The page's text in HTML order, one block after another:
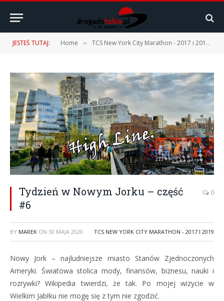
JESTEŚ TUTAJ: Home » TCS New York City Marathon - 2017 i 2019
Tydzień w Nowym Jorku – część
#6
0
BY MAREK ON 30 MAJA 2020 TCS NEW YORK CITY MARATHON - 2017 I 2019
Nowy Jork – najludniejsze miasto Stanów Zjednoczonych
Ameryki. Światowa stolica mody, finansów, biznesu, nauki i
rozrywki? Wikipedia twierdzi, że tak. Po mojej wizycie w
Wielkim Jabłku nie mogę się z tym nie zgodzić.